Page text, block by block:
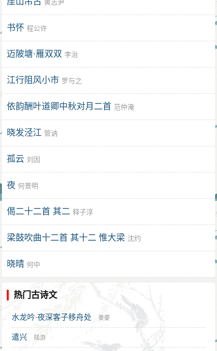
黄志尹
书怀 程公许
迈陂塘·雁双双 李治
江行阻风小市 罗与之
依韵酬叶道卿中秋对月二首 范仲淹
晓发泾江 管讷
孤云 刘因
夜 何景明
偈二十二首 其二 释子淳
梁鼓吹曲十二首 其十二 惟大梁 沈约
晓晴 何中
热门古诗文
水龙吟·夜深客子移舟处 姜夔
遣兴 陆游